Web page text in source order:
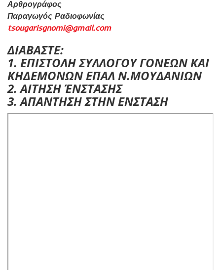
Αρθρογράφος
Παραγωγός Ραδιοφωνίας
tsougarisgnomi@gmail.com
ΔΙΑΒΑΣΤΕ:
1. ΕΠΙΣΤΟΛΗ ΣΥΛΛΟΓΟΥ ΓΟΝΕΩΝ ΚΑΙ
ΚΗΔΕΜΟΝΩΝ ΕΠΑΛ Ν.ΜΟΥΔΑΝΙΩΝ
2. ΑΙΤΗΣΗ ΈΝΣΤΑΣΗΣ
3. ΑΠΑΝΤΗΣΗ ΣΤΗΝ ΕΝΣΤΑΣΗ